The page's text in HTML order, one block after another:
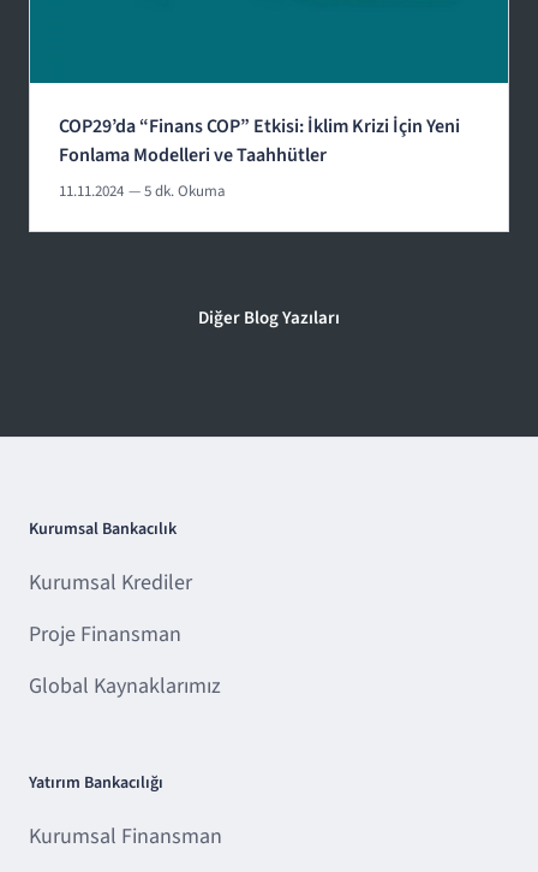
COP29’da “Finans COP” Etkisi: İklim Krizi İçin Yeni
Fonlama Modelleri ve Taahhütler
11.11.2024 — 5 dk. Okuma
Diğer Blog Yazıları
Kurumsal Bankacılık
Kurumsal Krediler
Proje Finansman
Global Kaynaklarımız
Yatırım Bankacılığı
Kurumsal Finansman